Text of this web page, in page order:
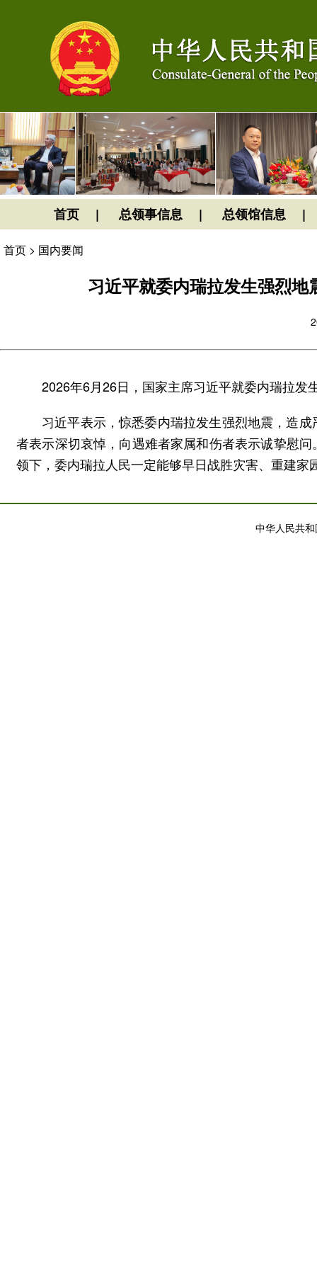
首页 总领事信息 总领馆信息
首页 > 国内要闻
习近平就委内瑞拉发生强烈
2026年6月26日，国家主席习近平就委内瑞拉
习近平表示，惊悉委内瑞拉发生强烈地震，造
者表示深切哀悼，向遇难者家属和伤者表示诚挚慰
领下，委内瑞拉人民一定能够早日战胜灾害、重建家
中华人民共